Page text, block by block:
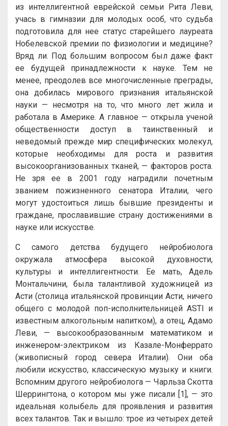
из интеллигентной еврейской семьи Рита Леви,
учась в гимназии для молодых особ, что судьба
подготовила для нее статус старейшего лауреата
Нобелевской премии по физиологии и медицине?
Вряд ли. Под большим вопросом был даже факт
ее будущей принадлежности к науке. Тем не
менее, преодолев все многочисленные преграды,
она добилась мирового признания итальянской
науки — несмотря на то, что много лет жила и
работала в Америке. А главное — открыла ученой
общественности доступ в таинственный и
неведомый прежде мир специфических молекул,
которые необходимы для роста и развития
высокоорганизованных тканей, — факторов роста.
Не зря ее в 2001 году наградили почетным
званием пожизненного сенатора Италии, чего
могут удостоиться лишь бывшие президенты и
граждане, прославившие страну достижениями в
науке или искусстве.
С самого детства будущего нейробиолога
окружала атмосфера высокой духовности,
культуры и интеллигентности. Ее мать, Адель
Монтальчини, была талантливой художницей из
Асти (столица итальянской провинции Асти, ничего
общего с молодой поп-исполнительницей ASTI и
известным алкогольным напитком), а отец, Адамо
Леви, — высокообразованным математиком и
инженером-электриком из Казале-Монферрато
(живописный город севера Италии). Они оба
любили искусство, классическую музыку и книги.
Вспомним другого нейробиолога — Чарльза Скотта
Шеррингтона, о котором мы уже писали [1], — это
идеальная колыбель для проявления и развития
всех талантов. Так и вышло: трое из четырех детей